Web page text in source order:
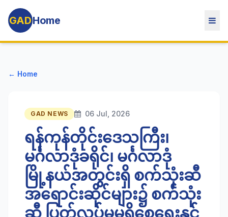
GADHome
← Home
GAD NEWS 06 Jul, 2026
ရန်ကုန်တိုင်းဒေသကြီး၊
မင်္ဂလာဒုံခရိုင်၊ မင်္ဂလာဒုံ
မြို့နယ်အတွင်းရှိ စက်သုံးဆီ
အရောင်းဆိုင်များ၌ စက်သုံး
ဆီ ပြတ်လပ်မှုမရှိစေရေးနှင့်